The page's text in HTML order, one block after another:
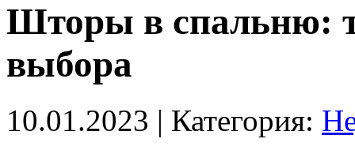
Шторы в спальню:
выбора
10.01.2023 | Категория: